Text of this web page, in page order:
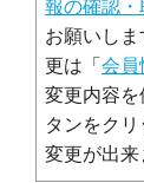
報の確認・
お願いし
更は「 会員
変更内容
タンをク
変更が出来